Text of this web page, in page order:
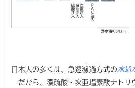
日本人の多くは、急速濾過方式の水道
だから、濃硫酸・次亜塩素酸ナトリ